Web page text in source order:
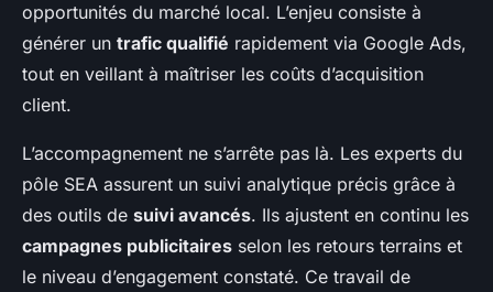
opportunités du marché local. L’enjeu consiste à
générer un trafic qualifié rapidement via Google Ads,
tout en veillant à maîtriser les coûts d’acquisition
client.
L’accompagnement ne s’arrête pas là. Les experts du
pôle SEA assurent un suivi analytique précis grâce à
des outils de suivi avancés. Ils ajustent en continu les
campagnes publicitaires selon les retours terrains et
le niveau d’engagement constaté. Ce travail de